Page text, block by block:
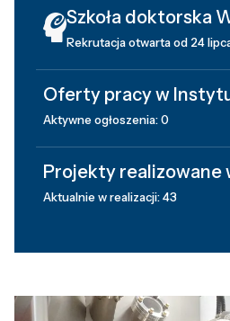
Szkoła doktorska
Rekrutacja otwarta od 24
Oferty pracy w
Aktywne ogłoszenia: 0
Projekty realizowane
Aktualnie w realizacji: 43